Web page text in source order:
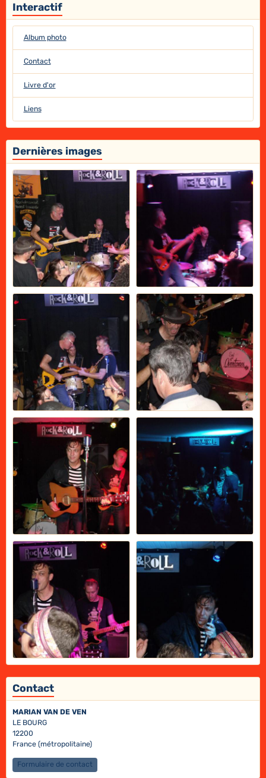
Interactif
Album photo
Contact
Livre d'or
Liens
Dernières images
Contact
MARIAN VAN DE VEN
LE BOURG
12200
France (métropolitaine)
Formulaire de contact